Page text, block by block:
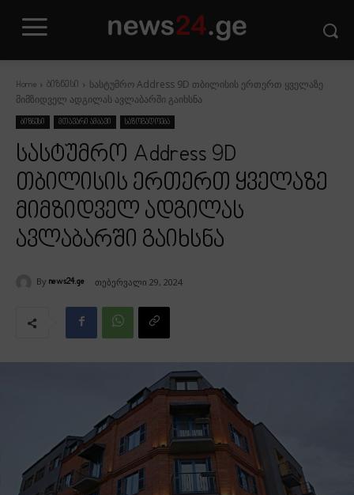
Home ბიზნესი
სასტუმრო Address 9D თბილისის ერთერთ ყველაზე
მიმზიდველ ადგილას ავლაბარში გაიხსნა
ბიზნესი მთავარი ამბავი საზოგადოება
სასტუმრო Address 9D
თბილისის ერთერთ ყველაზე
მიმზიდველ ადგილას
ავლაბარში გაიხსნა
By news24.ge თებერვალი 29, 2024